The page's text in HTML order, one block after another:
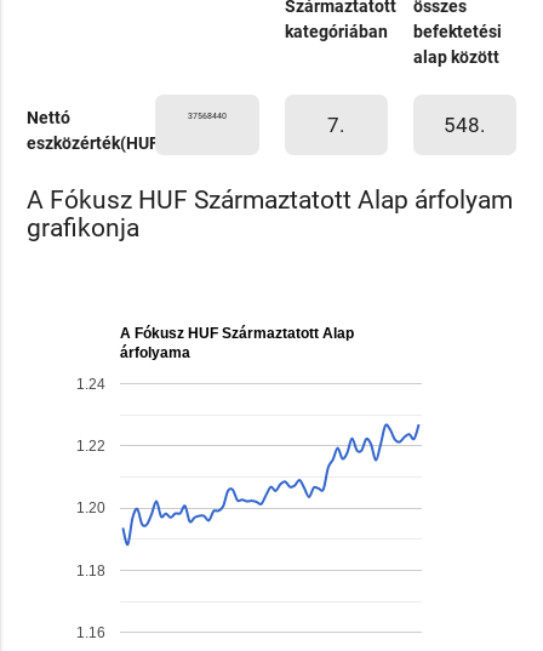
Származtatott
kategóriában
összes
befektetési
alap között
Nettó
eszközérték(HUF)
37568440 7. 548.
A Fókusz HUF Származtatott Alap árfolyam
grafikonja
A Fókusz HUF Származtatott Alap
árfolyama
1.16
1.18
1.20
1.22
1.24